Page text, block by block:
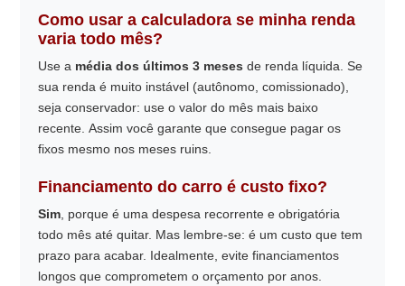
Como usar a calculadora se minha renda
varia todo mês?
Use a média dos últimos 3 meses de renda líquida. Se
sua renda é muito instável (autônomo, comissionado),
seja conservador: use o valor do mês mais baixo
recente. Assim você garante que consegue pagar os
fixos mesmo nos meses ruins.
Financiamento do carro é custo fixo?
Sim, porque é uma despesa recorrente e obrigatória
todo mês até quitar. Mas lembre-se: é um custo que tem
prazo para acabar. Idealmente, evite financiamentos
longos que comprometem o orçamento por anos.